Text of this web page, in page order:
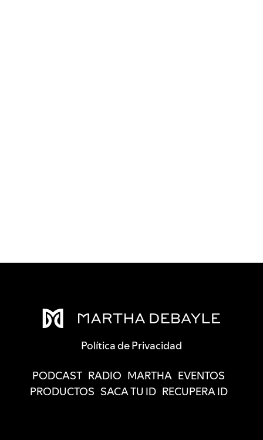
Política de Privacidad
PODCAST RADIO MARTHA EVENTOS
PRODUCTOS SACA TU ID RECUPERA ID